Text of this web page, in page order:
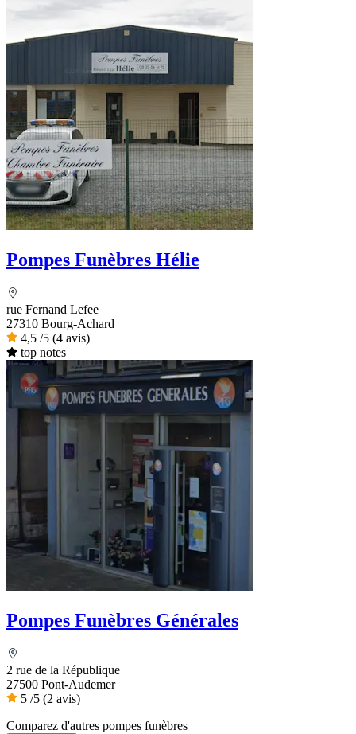
Pompes Funèbres Hélie
rue Fernand Lefee
27310 Bourg-Achard
4,5 /5 (4 avis)
top notes
Pompes Funèbres Générales
2 rue de la République
27500 Pont-Audemer
5 /5 (2 avis)
Comparez d'autres pompes funèbres